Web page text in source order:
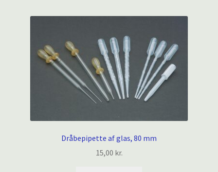
Dråbepipette af glas, 80 mm
15,00 kr.